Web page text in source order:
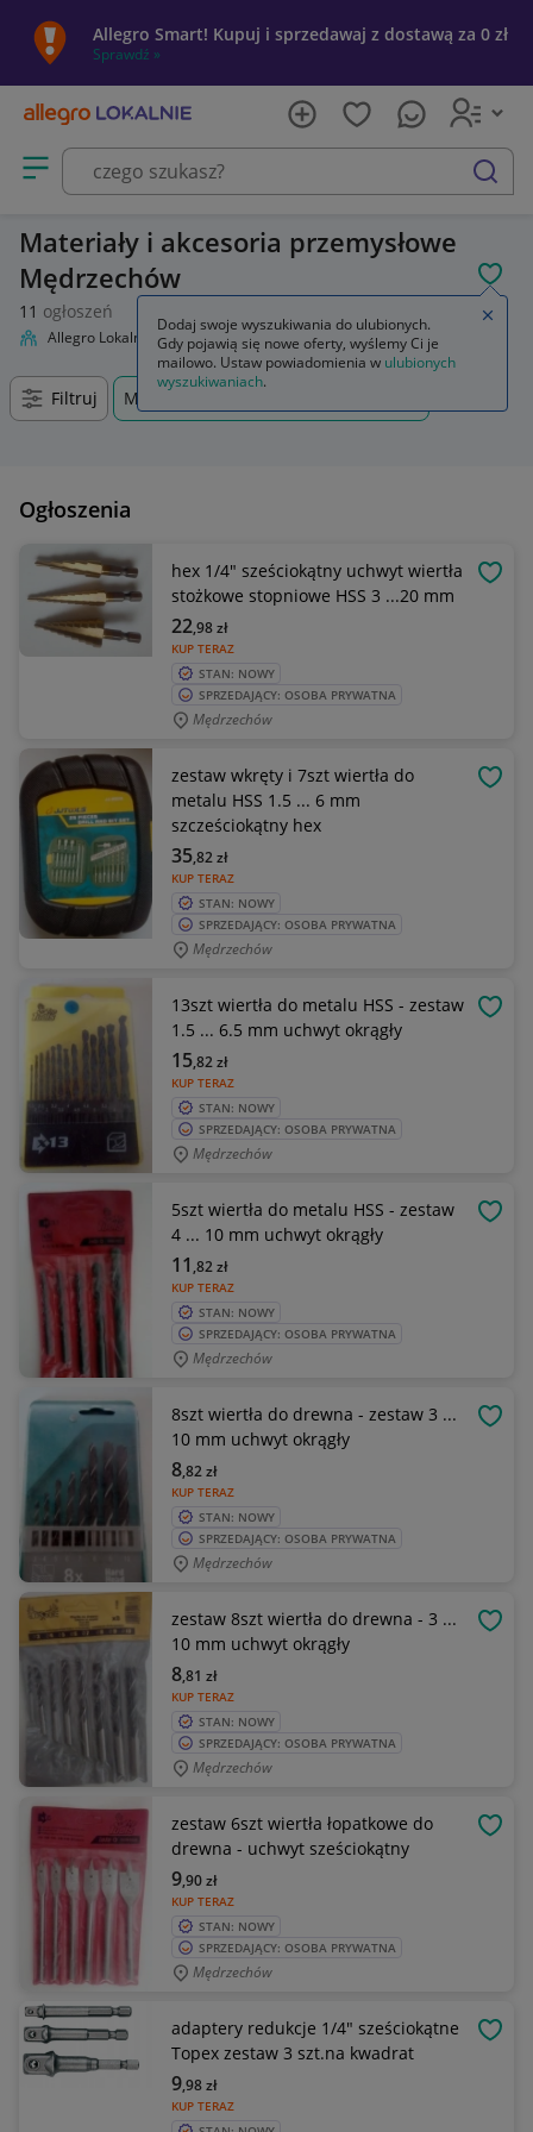
Allegro Smart! Kupuj i sprzedawaj z dostawą za 0 zł
Sprawdź »
Otwórz menu z kategoriami
szukaj
Materiały i akcesoria przemysłowe
Mędrzechów
11 ogłoszeń
Allegro Lokalnie Firma i usługi Przemysł Materiały i akcesoria
Filtruj Mędrzechów, Małopolskie, +0 km
Ogłoszenia
hex 1/4" sześciokątny uchwyt wiertła
stożkowe stopniowe HSS 3 ...20 mm
KUP TERAZ
22,98zł
STAN: NOWY
SPRZEDAJĄCY: OSOBA PRYWATNA
Mędrzechów
zestaw wkręty i 7szt wiertła do
metalu HSS 1.5 ... 6 mm
szcześciokątny hex
KUP TERAZ
35,82zł
STAN: NOWY
SPRZEDAJĄCY: OSOBA PRYWATNA
Mędrzechów
13szt wiertła do metalu HSS - zestaw
1.5 ... 6.5 mm uchwyt okrągły
KUP TERAZ
15,82zł
STAN: NOWY
SPRZEDAJĄCY: OSOBA PRYWATNA
Mędrzechów
5szt wiertła do metalu HSS - zestaw
4 ... 10 mm uchwyt okrągły
KUP TERAZ
11 ,82zł
STAN: NOWY
SPRZEDAJĄCY: OSOBA PRYWATNA
Mędrzechów
8szt wiertła do drewna - zestaw 3 ...
10 mm uchwyt okrągły
KUP TERAZ
8,82zł
STAN: NOWY
SPRZEDAJĄCY: OSOBA PRYWATNA
Mędrzechów
zestaw 8szt wiertła do drewna - 3 ...
10 mm uchwyt okrągły
KUP TERAZ
8,81 zł
STAN: NOWY
SPRZEDAJĄCY: OSOBA PRYWATNA
Mędrzechów
zestaw 6szt wiertła łopatkowe do
drewna - uchwyt sześciokątny
KUP TERAZ
9,90zł
STAN: NOWY
SPRZEDAJĄCY: OSOBA PRYWATNA
Mędrzechów
adaptery redukcje 1/4" sześciokątne
Topex zestaw 3 szt.na kwadrat
KUP TERAZ
9,98zł
Dodaj swoje wyszukiwania do ulubionych.
Gdy pojawią się nowe oferty, wyślemy Ci je
mailowo. Ustaw powiadomienia w ulubionych
wyszukiwaniach.